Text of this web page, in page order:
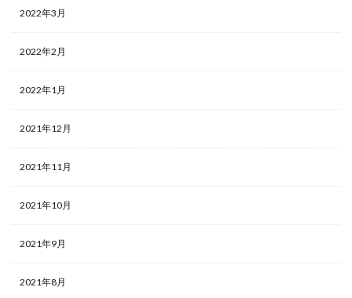
2022年3月
2022年2月
2022年1月
2021年12月
2021年11月
2021年10月
2021年9月
2021年8月